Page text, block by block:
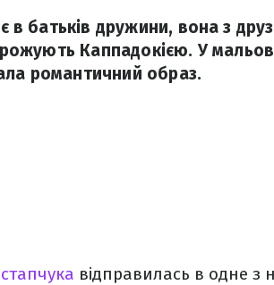
батьків дружини, вона з
Каппадокією. У
романтичний образ.
відправилась в одне з